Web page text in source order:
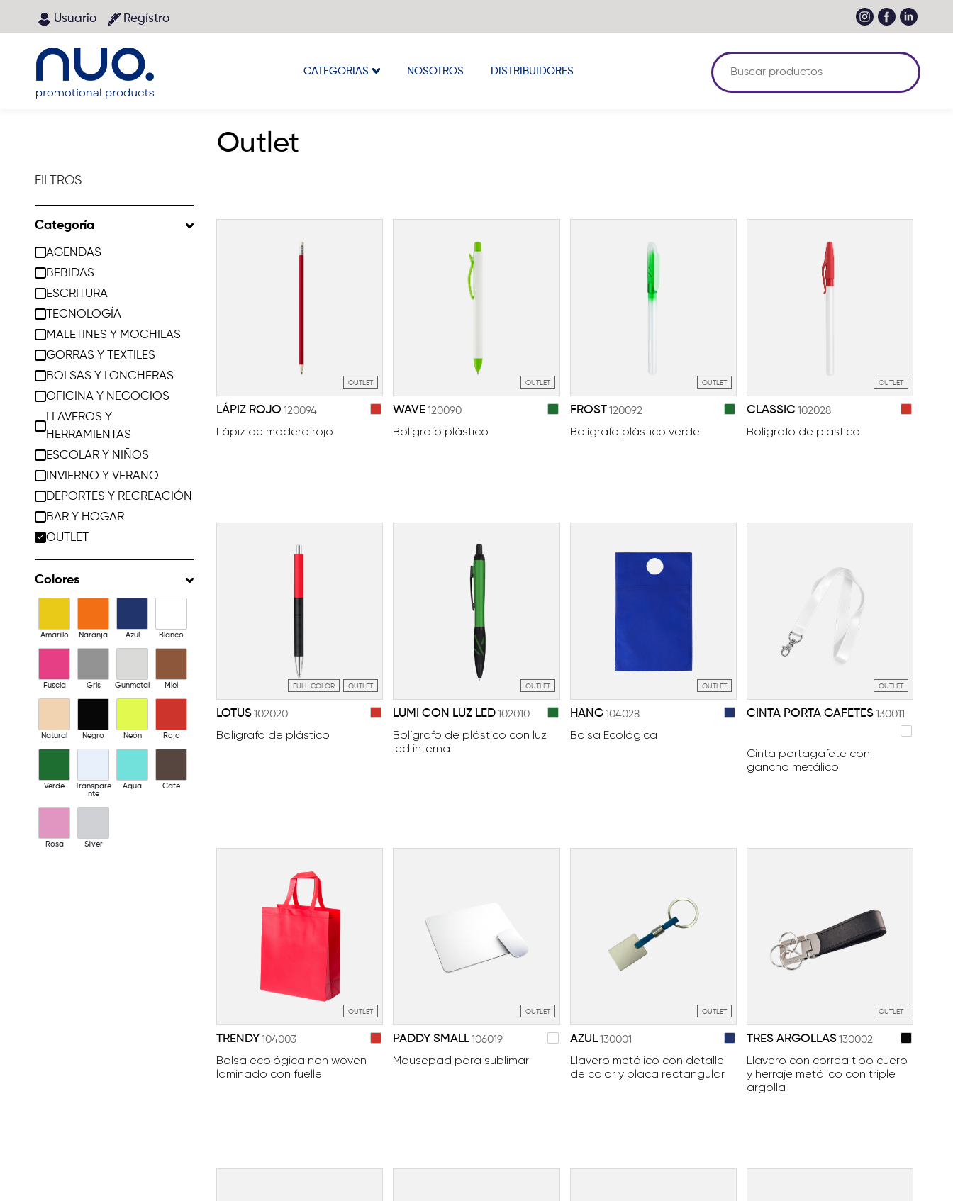
Usuario Regístro
CATEGORIAS NOSOTROS DISTRIBUIDORES
Outlet
FILTROS
Categoría
AGENDAS
BEBIDAS
ESCRITURA
TECNOLOGÍA
MALETINES Y MOCHILAS
GORRAS Y TEXTILES
BOLSAS Y LONCHERAS
OFICINA Y NEGOCIOS
LLAVEROS Y
HERRAMIENTAS
ESCOLAR Y NIÑOS
INVIERNO Y VERANO
DEPORTES Y RECREACIÓN
BAR Y HOGAR
OUTLET
Colores
Amarillo Naranja Azul Blanco
Fuscia Gris Gunmetal Miel
Natural Negro Neón Rojo
Verde
Transpare
nte
Aqua Cafe
Rosa Silver
OUTLET
LÁPIZ ROJO 120094
Lápiz de madera rojo
OUTLET
WAVE 120090
Bolígrafo plástico
OUTLET
FROST 120092
Bolígrafo plástico verde
OUTLET
CLASSIC 102028
Bolígrafo de plástico
FULL COLOR OUTLET
LOTUS 102020
Bolígrafo de plástico
OUTLET
LUMI CON LUZ LED 102010
Bolígrafo de plástico con luz
led interna
OUTLET
HANG 104028
Bolsa Ecológica
OUTLET
CINTA PORTA GAFETES 130011
Cinta portagafete con
gancho metálico
OUTLET
TRENDY 104003
Bolsa ecológica non woven
laminado con fuelle
OUTLET
PADDY SMALL 106019
Mousepad para sublimar
OUTLET
AZUL 130001
Llavero metálico con detalle
de color y placa rectangular
OUTLET
TRES ARGOLLAS 130002
Llavero con correa tipo cuero
y herraje metálico con triple
argolla